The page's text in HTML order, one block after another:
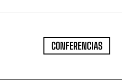
CONFERENCIAS